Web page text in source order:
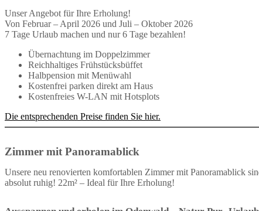
Unser Angebot für Ihre Erholung!
Von Februar – April 2026 und Juli – Oktober 2026
7 Tage Urlaub machen und nur 6 Tage bezahlen!
Übernachtung im Doppelzimmer
Reichhaltiges Frühstücksbüffet
Halbpension mit Menüwahl
Kostenfrei parken direkt am Haus
Kostenfreies W-LAN mit Hotsplots
Die entsprechenden Preise finden Sie hier.
Zimmer mit Panoramablick
Unsere neu renovierten komfortablen Zimmer mit Panoramablick
absolut ruhig! 22m² – Ideal für Ihre Erholung!